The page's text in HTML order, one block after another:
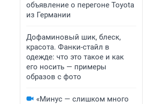
объявление о перегоне Toyota
из Германии
Дофаминовый шик, блеск,
красота. Фанки-стайл в
одежде: что это такое и как
его носить — примеры
образов с фото
«Минус — слишком много